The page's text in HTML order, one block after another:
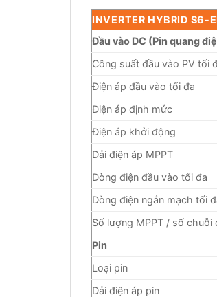
INVERTER HYBRID
Đầu vào DC (Pin quang
Công suất đầu vào PV tối
Điện áp đầu vào tối đa
Điện áp định mức
Điện áp khởi động
Dải điện áp MPPT
Dòng điện đầu vào tối đa
Dòng điện ngắn mạch tối
Số lượng MPPT / số chuỗi
Pin
Loại pin
Dải điện áp pin